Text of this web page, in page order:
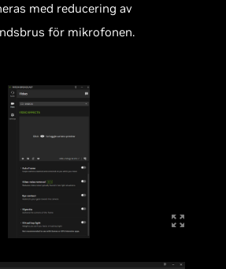
med reducering av
för mikrofonen.